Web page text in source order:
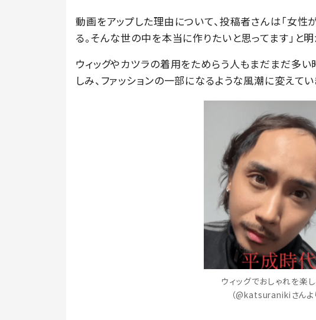
動画をアップした理由について、投稿者さんは「女性
る。そんな世の中を本当に作りたいと思ってます」と明
ウィッグやカツラの着用をためらう人もまだまだ多い
しみ、ファッションの一部になるような風潮に変えてい
ウィッグでおしゃれを楽
（@katsuranikiさんよ